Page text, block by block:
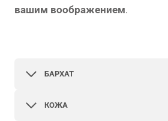
вашим воображением.
БАРХАТ
КОЖА